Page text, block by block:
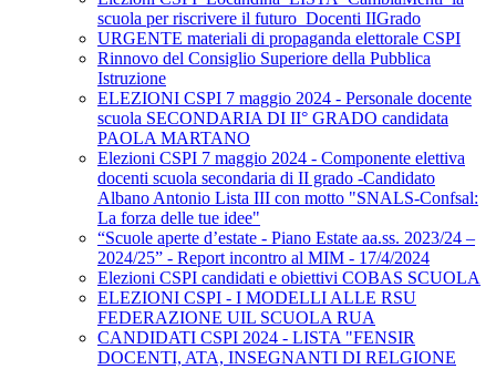
scuola per riscrivere il futuro_Docenti IIGrado
URGENTE materiali di propaganda elettorale CSPI
Rinnovo del Consiglio Superiore della Pubblica
Istruzione
ELEZIONI CSPI 7 maggio 2024 - Personale docente
scuola SECONDARIA DI II° GRADO candidata
PAOLA MARTANO
Elezioni CSPI 7 maggio 2024 - Componente elettiva
docenti scuola secondaria di II grado -Candidato
Albano Antonio Lista III con motto "SNALS-Confsal:
La forza delle tue idee"
“Scuole aperte d’estate - Piano Estate aa.ss. 2023/24 –
2024/25” - Report incontro al MIM - 17/4/2024
Elezioni CSPI candidati e obiettivi COBAS SCUOLA
ELEZIONI CSPI - I MODELLI ALLE RSU
FEDERAZIONE UIL SCUOLA RUA
CANDIDATI CSPI 2024 - LISTA "FENSIR
DOCENTI, ATA, INSEGNANTI DI RELGIONE